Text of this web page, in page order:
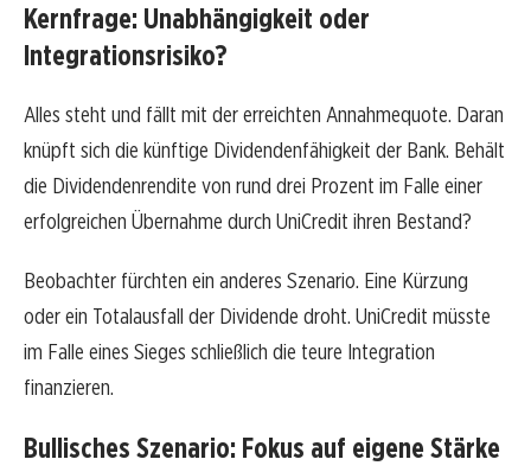
Kernfrage: Unabhängigkeit oder
Integrationsrisiko?
Alles steht und fällt mit der erreichten Annahmequote. Daran
knüpft sich die künftige Dividendenfähigkeit der Bank. Behält
die Dividendenrendite von rund drei Prozent im Falle einer
erfolgreichen Übernahme durch UniCredit ihren Bestand?
Beobachter fürchten ein anderes Szenario. Eine Kürzung
oder ein Totalausfall der Dividende droht. UniCredit müsste
im Falle eines Sieges schließlich die teure Integration
finanzieren.
Bullisches Szenario: Fokus auf eigene Stärke